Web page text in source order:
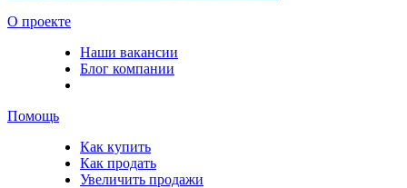
О проекте
Наши вакансии
Блог компании
Помощь
Как купить
Как продать
Увеличить продажи